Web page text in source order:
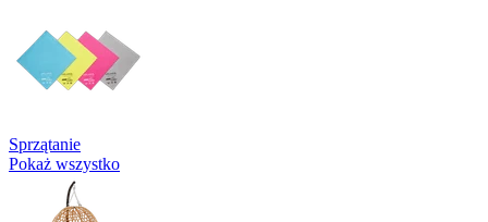
Sprzątanie
Pokaż wszystko